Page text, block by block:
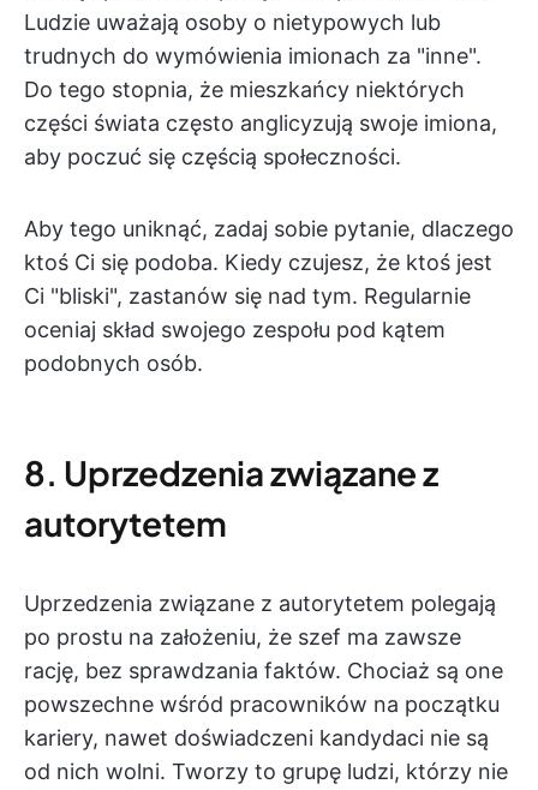
Ludzie uważają osoby o nietypowych lub
trudnych do wymówienia imionach za "inne".
Do tego stopnia, że mieszkańcy niektórych
części świata często anglicyzują swoje imiona,
aby poczuć się częścią społeczności.
Aby tego uniknąć, zadaj sobie pytanie, dlaczego
ktoś Ci się podoba. Kiedy czujesz, że ktoś jest
Ci "bliski", zastanów się nad tym. Regularnie
oceniaj skład swojego zespołu pod kątem
podobnych osób.
8. Uprzedzenia związane z
autorytetem
Uprzedzenia związane z autorytetem polegają
po prostu na założeniu, że szef ma zawsze
rację, bez sprawdzania faktów. Chociaż są one
powszechne wśród pracowników na początku
kariery, nawet doświadczeni kandydaci nie są
od nich wolni. Tworzy to grupę ludzi, którzy nie